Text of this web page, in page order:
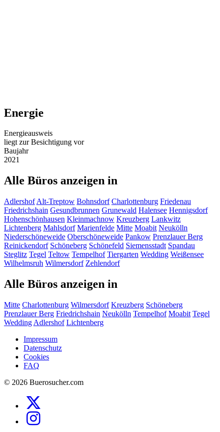
Energie
Energieausweis
liegt zur Besichtigung vor
Baujahr
2021
Alle Büros anzeigen in
Adlershof Alt-Treptow Bohnsdorf Charlottenburg Friedenau
Friedrichshain Gesundbrunnen Grunewald Halensee Hennigsdorf
Hohenschönhausen Kleinmachnow Kreuzberg Lankwitz
Lichtenberg Mahlsdorf Marienfelde Mitte Moabit Neukölln
Niederschöneweide Oberschöneweide Pankow Prenzlauer Berg
Reinickendorf Schöneberg Schönefeld Siemensstadt Spandau
Steglitz Tegel Teltow Tempelhof Tiergarten Wedding Weißensee
Wilhelmsruh Wilmersdorf Zehlendorf
Alle Büros anzeigen in
Mitte Charlottenburg Wilmersdorf Kreuzberg Schöneberg
Prenzlauer Berg Friedrichshain Neukölln Tempelhof Moabit Tegel
Wedding Adlershof Lichtenberg
Impressum
Datenschutz
Cookies
FAQ
© 2026 Buerosucher.com